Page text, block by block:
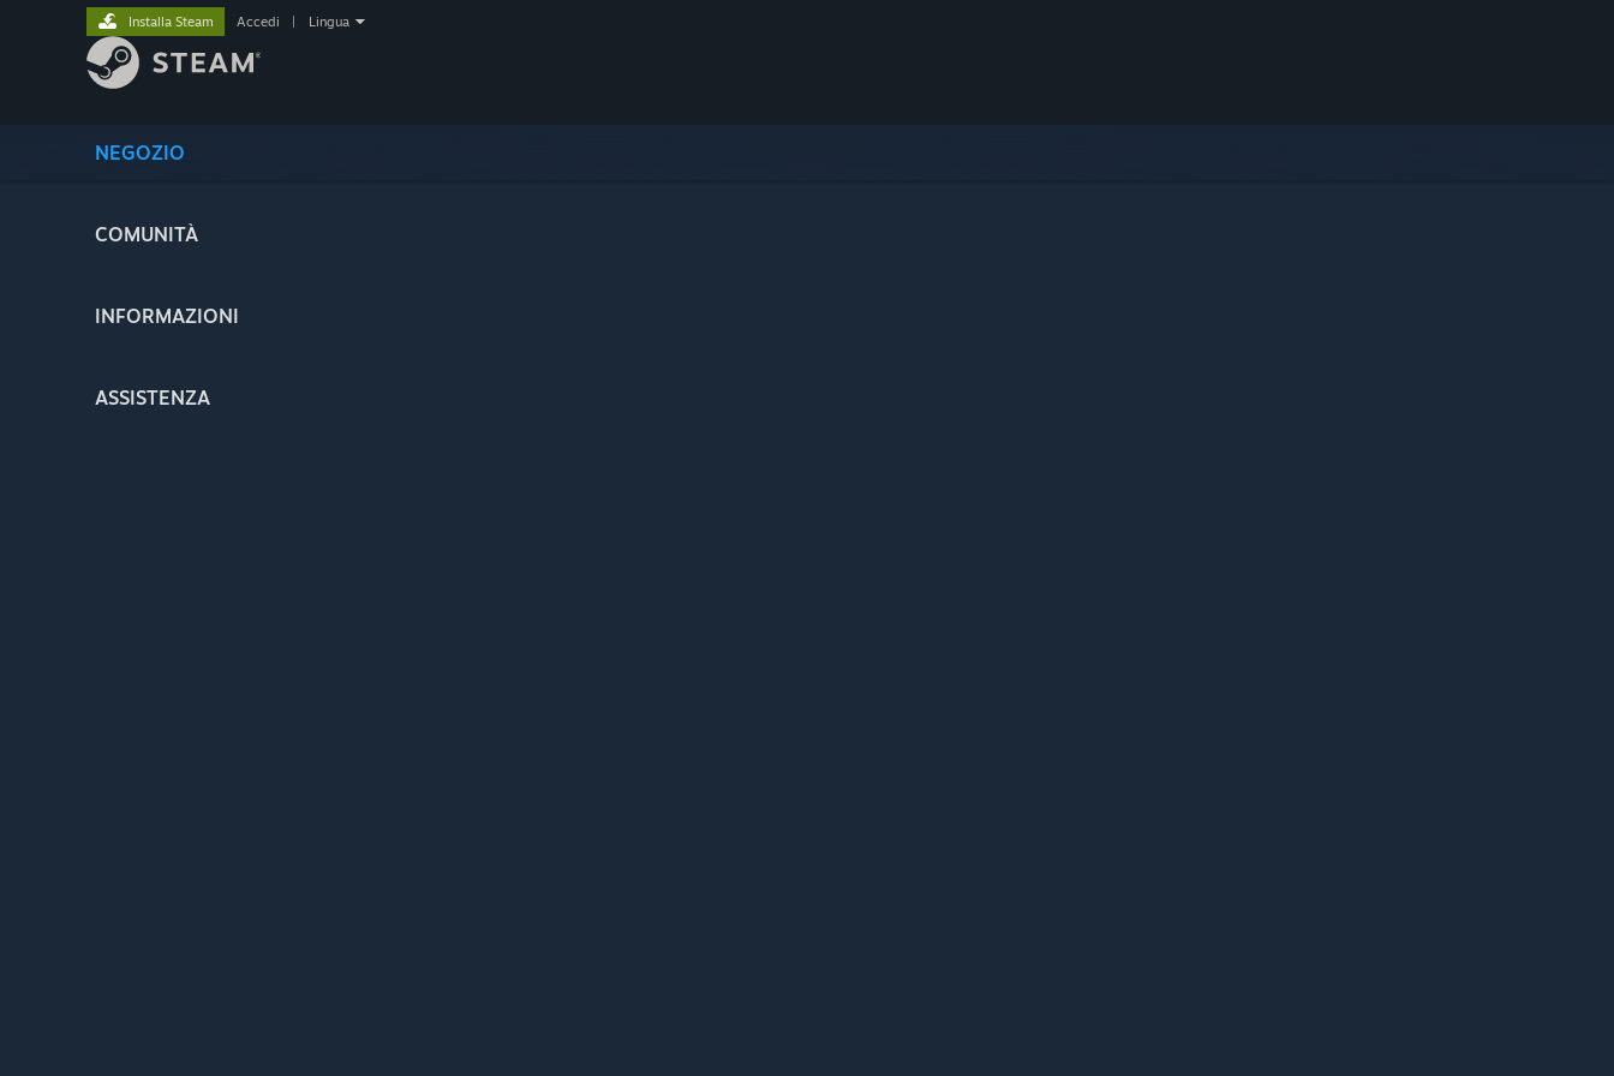
NEGOZIO
COMUNITÀ
INFORMAZIONI
ASSISTENZA
Installa Steam Accedi Lingua